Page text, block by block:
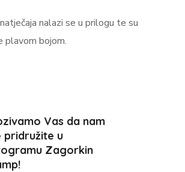
nalazi se u prilogu te su
plavom bojom.
Vas da nam
pridružite u
Zagorkin